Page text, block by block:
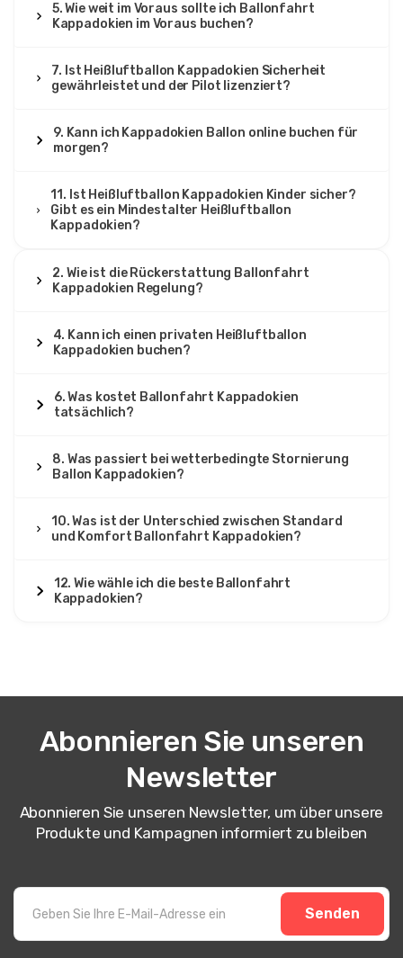
5. Wie weit im Voraus sollte ich Ballonfahrt
Kappadokien im Voraus buchen?
7. Ist Heißluftballon Kappadokien Sicherheit
gewährleistet und der Pilot lizenziert?
9. Kann ich Kappadokien Ballon online buchen für
morgen?
11. Ist Heißluftballon Kappadokien Kinder sicher?
Gibt es ein Mindestalter Heißluftballon
Kappadokien?
2. Wie ist die Rückerstattung Ballonfahrt
Kappadokien Regelung?
4. Kann ich einen privaten Heißluftballon
Kappadokien buchen?
6. Was kostet Ballonfahrt Kappadokien
tatsächlich?
8. Was passiert bei wetterbedingte Stornierung
Ballon Kappadokien?
10. Was ist der Unterschied zwischen Standard
und Komfort Ballonfahrt Kappadokien?
12. Wie wähle ich die beste Ballonfahrt
Kappadokien?
Abonnieren Sie unseren
Newsletter
Abonnieren Sie unseren Newsletter, um über unsere
Produkte und Kampagnen informiert zu bleiben
Senden